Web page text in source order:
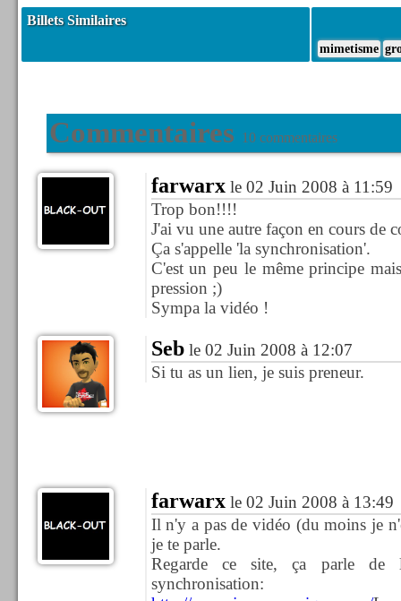
Billets Similaires
mimetisme
Commentaires 10 commentaires
farwarxle 02 Juin 2008 à 11:59
Trop bon!!!!
J'ai vu une autre façon en cours de
Ça s'appelle 'la synchronisation'.
C'est un peu le même principe
pression ;)
Sympa la vidéo !
Seble 02 Juin 2008 à 12:07
Si tu as un lien, je suis preneur.
farwarxle 02 Juin 2008 à 13:49
Il n'y a pas de vidéo (du moins je
je te parle.
Regarde ce site, ça parle
synchronisation: